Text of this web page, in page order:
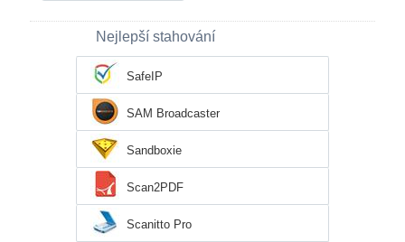
Nejlepší stahování
SafeIP
SAM Broadcaster
Sandboxie
Scan2PDF
Scanitto Pro